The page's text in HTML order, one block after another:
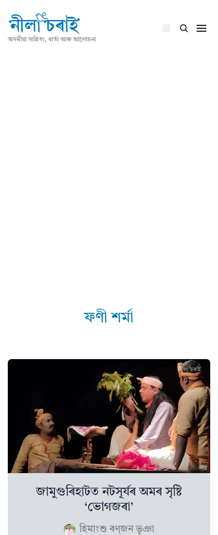
অসমীয়া সাহিত্য, বাৰ্তা আৰু আলোচনা
ফণী শৰ্মা
জামুগুৰিহাটত নটসূৰ্যৰ অমৰ সৃষ্টি
‘ভোগজৰা’
হিমাংশু ৰণ্‌জন ভূঞা